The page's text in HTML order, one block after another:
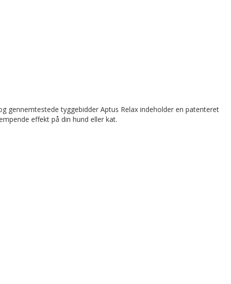
tyggebidder Aptus Relax indeholder en patenteret
effekt på din hund eller kat.